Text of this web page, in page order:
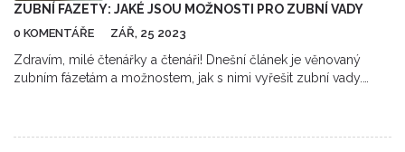
ZUBNÍ FAZETY: JAKÉ JSOU MOŽNOSTI PRO ZUBNÍ VADY
0 KOMENTÁŘE ZÁŘ, 25 2023
Zdravím, milé čtenářky a čtenáři! Dnešní článek je věnovaný
zubním fázetám a možnostem, jak s nimi vyřešit zubní vady.